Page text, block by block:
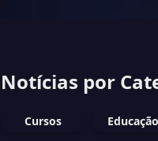
Notícias por
Cursos Educação